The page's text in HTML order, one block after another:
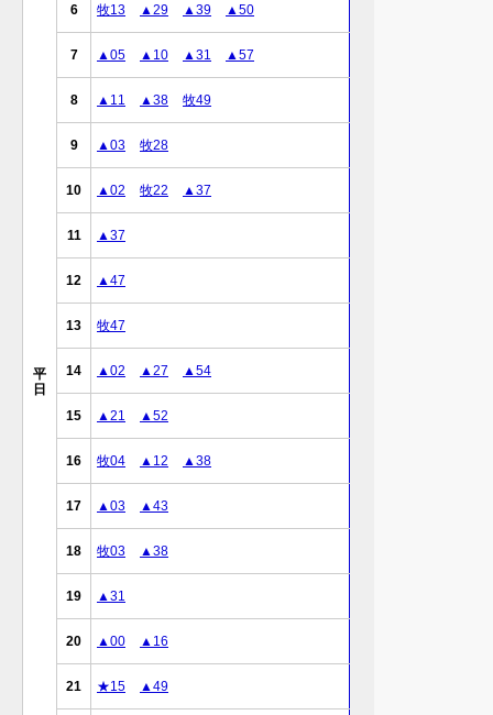
平
日
6 牧13 ▲29 ▲39 ▲50
7 ▲05 ▲10 ▲31 ▲57
8 ▲11 ▲38 牧49
9 ▲03 牧28
10 ▲02 牧22 ▲37
11 ▲37
12 ▲47
13 牧47
14 ▲02 ▲27 ▲54
15 ▲21 ▲52
16 牧04 ▲12 ▲38
17 ▲03 ▲43
18 牧03 ▲38
19 ▲31
20 ▲00 ▲16
21 ★15 ▲49